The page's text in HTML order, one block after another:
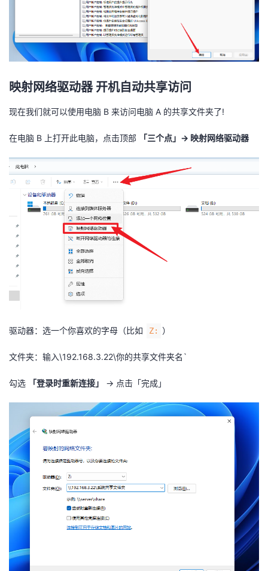
映射网络驱动器 开机自动共享访问
现在我们就可以使用电脑 B 来访问电脑 A 的共享文件夹了!
在电脑 B 上打开此电脑，点击顶部 「三个点」→ 映射网络驱动器
驱动器：选一个你喜欢的字母（比如 Z: ）
文件夹：输入\192.168.3.22\你的共享文件夹名`
勾选 「登录时重新连接」 → 点击「完成」